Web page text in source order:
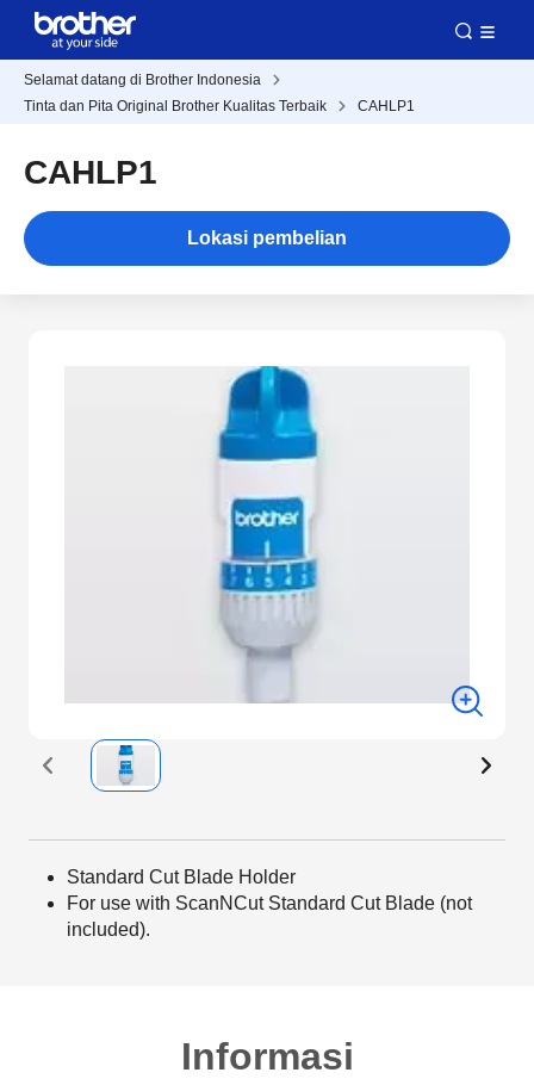
Selamat datang di Brother Indonesia
Tinta dan Pita Original Brother Kualitas Terbaik
CAHLP1
CAHLP1
Lokasi pembelian
Standard Cut Blade Holder
For use with ScanNCut Standard Cut Blade (not
included).
Informasi